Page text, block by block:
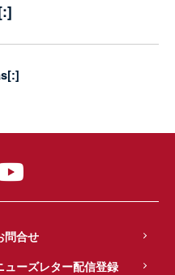
問合せ
ューズレター配信登録